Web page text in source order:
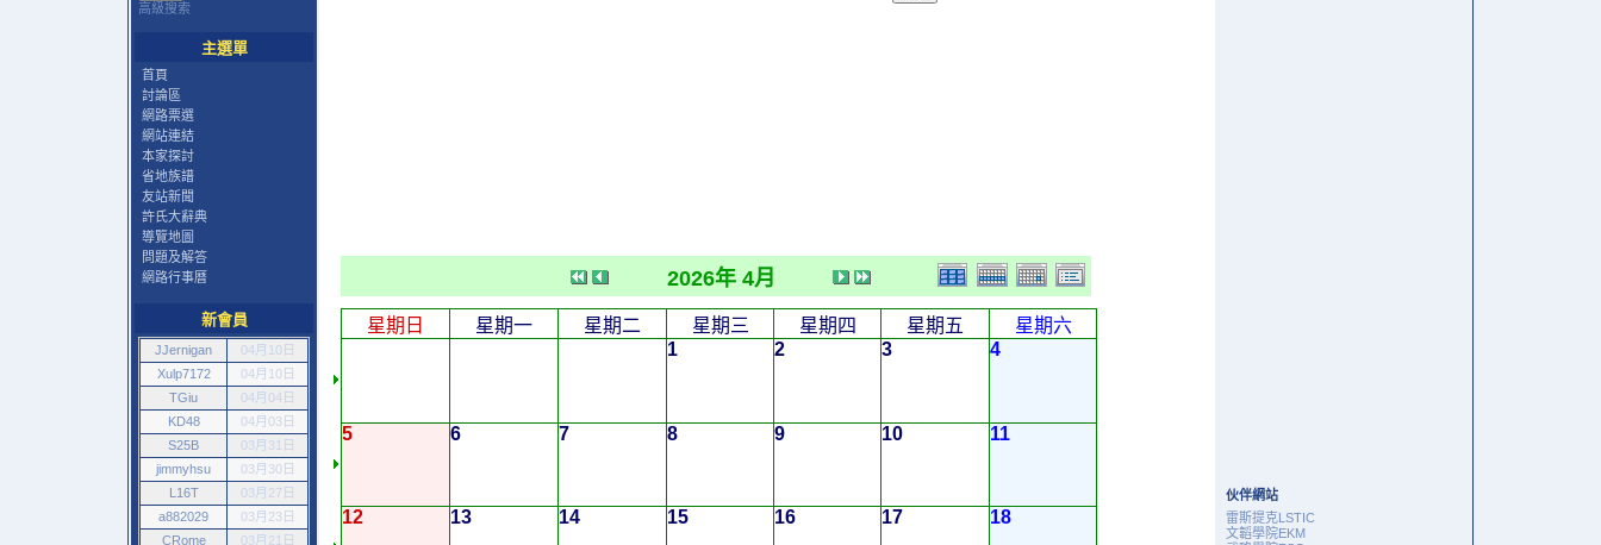
高級搜索
主選單
首頁
討論區
網路票選
網站連結
本家探討
省地族譜
友站新聞
許氏大辭典
導覽地圖
問題及解答
網路行事曆
新會員
JJernigan
04月10日
Xulp7172
04月10日
TGiu
04月04日
KD48
04月03日
S25B
03月31日
jimmyhsu
03月30日
L16T
03月27日
a882029
03月23日
CRome
03月21日
2026年 4月
星期日 星期一 星期二 星期三 星期四 星期五
星期六
1
2 3 4
5 6 7 8 9 10 11
12 13 14 15 16 17 18
伙伴網站
雷斯提克LSTIC
文韜學院EKM